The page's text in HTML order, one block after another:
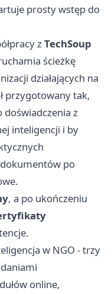
prosty wstęp do
zTechSoup
ścieżkę
działających na
przygotowany tak,
doświadczenia z
inteligencji i by
po
, a po ukończeniu
w NGO - trzy
online,